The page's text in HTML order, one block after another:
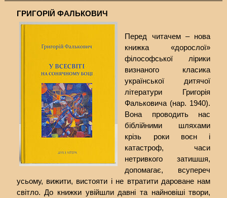
ГРИГОРІЙ ФАЛЬКОВИЧ
Перед читачем – нова
книжка «дорослої»
філософської лірики
визнаного класика
української дитячої
літератури Григорія
Фальковича (нар. 1940).
Вона проводить нас
біблійними шляхами
крізь роки воєн і
катастроф, часи
нетривкого затишшя,
допомагає, всупереч
усьому, вижити, вистояти і не втратити дароване нам
світло. До книжки увійшли давні та найновіші твори,